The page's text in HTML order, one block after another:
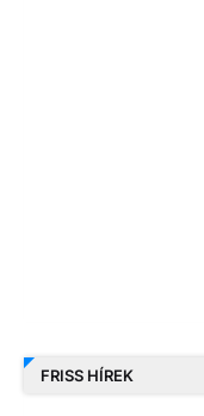
FRISS HÍREK